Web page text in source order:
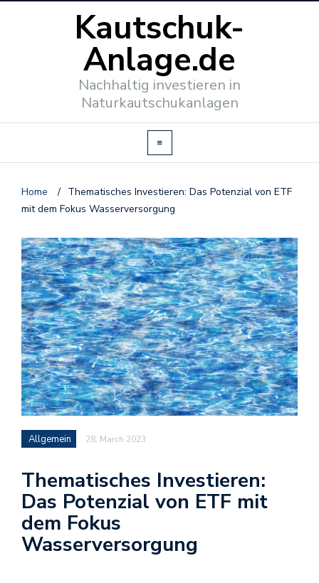
Kautschuk-
Anlage.de
Nachhaltig investieren in
Naturkautschukanlagen
Home / Thematisches Investieren: Das Potenzial von ETF
mit dem Fokus Wasserversorgung
Allgemein 28. March 2023
Thematisches Investieren:
Das Potenzial von ETF mit
dem Fokus
Wasserversorgung